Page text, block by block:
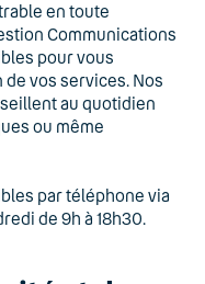
en toute
Communications
pour vous
vos services. Nos
au quotidien
ou même
par téléphone via
de 9h à 18h30.